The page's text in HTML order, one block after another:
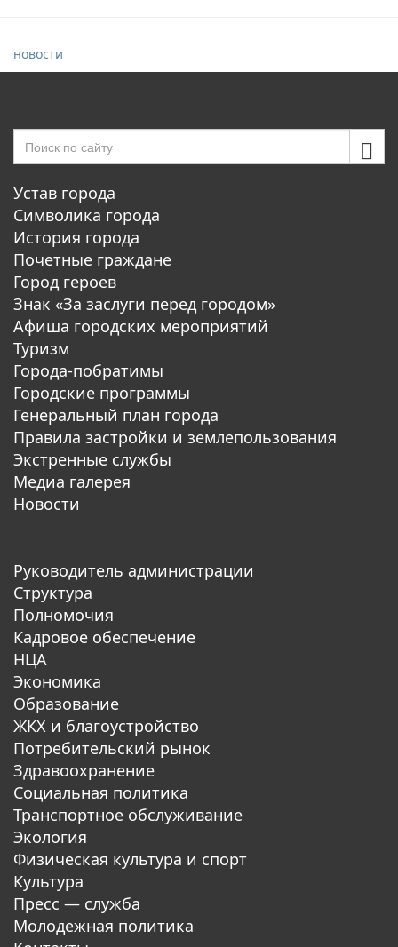
новости
Устав города
Символика города
История города
Почетные граждане
Город героев
Знак «За заслуги перед городом»
Афиша городских мероприятий
Туризм
Города-побратимы
Городские программы
Генеральный план города
Правила застройки и землепользования
Экстренные службы
Медиа галерея
Новости
Руководитель администрации
Структура
Полномочия
Кадровое обеспечение
НЦА
Экономика
Образование
ЖКХ и благоустройство
Потребительский рынок
Здравоохранение
Социальная политика
Транспортное обслуживание
Экология
Физическая культура и спорт
Культура
Пресс — служба
Молодежная политика